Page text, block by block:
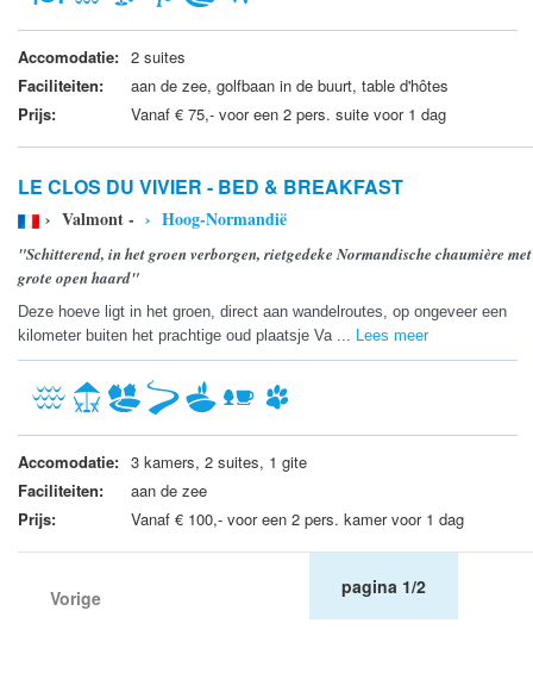
Accomodatie: 2 suites
Faciliteiten:
aan de zee, golfbaan in de buurt, table d'hôtes
Prijs:
Vanaf € 75,- voor een 2 pers. suite voor 1 dag
LE CLOS DU VIVIER - BED & BREAKFAST
› Valmont - › Hoog-Normandië
"Schitterend, in het groen verborgen, rietgedeke Normandische chaumière met
grote open haard"
Deze hoeve ligt in het groen, direct aan wandelroutes, op ongeveer een
kilometer buiten het prachtige oud plaatsje Va ... Lees meer
Accomodatie: 3 kamers, 2 suites, 1 gite
Faciliteiten:
aan de zee
Prijs:
Vanaf € 100,- voor een 2 pers. kamer voor 1 dag
Vorige pagina 1/2